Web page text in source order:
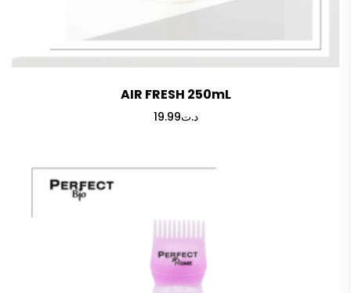
AIR FRESH 250mL
د.ت19.99